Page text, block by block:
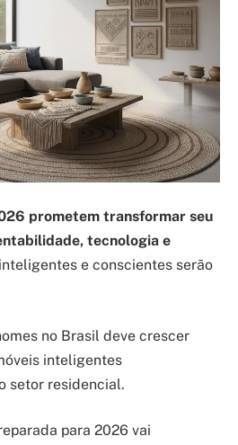
prometem transformar seu
tecnologia e
e conscientes serão
no Brasil deve crescer
inteligentes
setor residencial.
para 2026 vai